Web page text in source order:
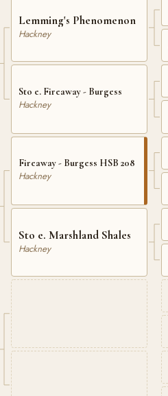
Lemming's Phenomenon
Hackney
Sto e. Fireaway - Burgess
Hackney
Fireaway - Burgess HSB 208
Hackney
Sto e. Marshland Shales
Hackney